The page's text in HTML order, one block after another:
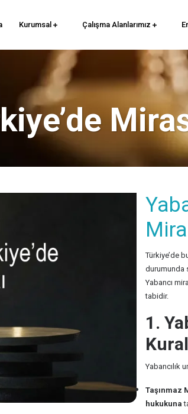
Kurumsal Çalışma Alanlarımız
Türkiye’de
durumunda
Yabancı
tabidir.
1.
Yabancılık
Taşınmaz
hukukuna